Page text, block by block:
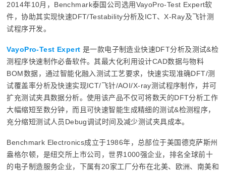
2014年10月，Benchmark泰国公司选用VayoPro-Test Expert软
件，协助其实现快速DFT/Testability分析及ICT、X-Ray及飞针测
试程序开发。
VayoPro-Test Expert 是一款电子制造业快速DFT分析及测试&检
测程序快速制作必备软件。其最大化利用设计CAD数据与物料
BOM数据，通过智能化融入测试工艺要求，快速实现准确DFT/测
试覆盖率分析及快速实现ICT/飞针/AOI/X-ray测试程序制作，并可
扩充测试夹具数据分析。使用该产品不仅可将数天的DFT分析工作
大幅缩短至数分钟，而且可快速智能生成精细的测试&检测程序，
充分缩短测试人员Debug调试时间及减少测试夹具成本。
Benchmark Electronics成立于1986年，总部位于美国德克萨斯州
盎格尔顿，是纽交所上市公司，世界1000强企业，排名全球前十
的电子制造服务企业，下属有20家工厂分布在北美、欧洲、南美和